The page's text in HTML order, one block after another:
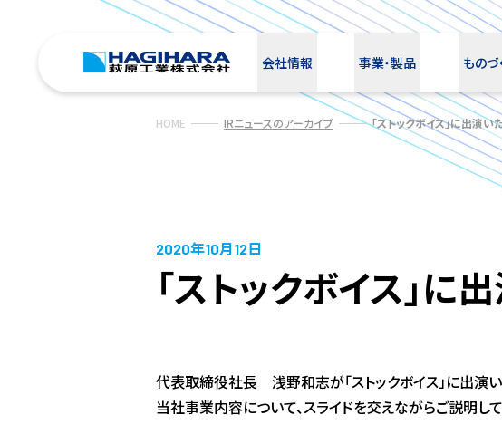
会社情報 事業・製品 ものづ
HOME IRニュースのアーカイブ 「ストックボイス」に出演い
2020年10月12日
「ストックボイス」に
代表取締役社長 浅野和志が「ストックボイス」に出演い
当社事業内容について、スライドを交えながらご説明して